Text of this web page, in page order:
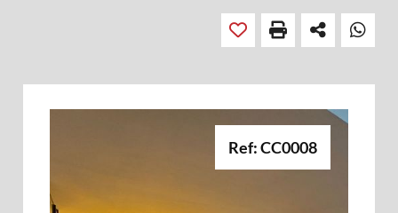
Ref: CC0008